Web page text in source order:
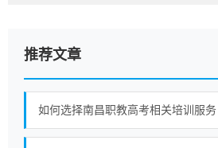
推荐文章
如何选择南昌职教高考相关培训服务